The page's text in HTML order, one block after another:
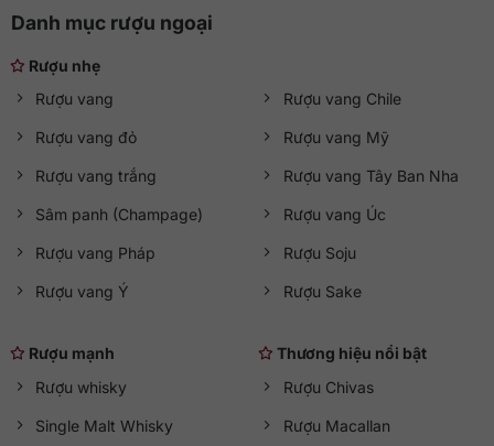
vấn tận tình để chọn lựa phù hợp và luôn chiết khấu khủng.
để tham khảo chi tiết và đặt hàng.
Danh mục rượu ngoại
Rượu nhẹ
Rượu vang
Rượu vang đỏ
Rượu vang trắng
Sâm panh (Champage)
Rượu vang Pháp
Rượu vang Ý
Rượu vang Chile
Rượu vang Mỹ
Rượu vang Tây Ban Nha
Rượu vang Úc
Rượu Soju
Rượu Sake
Rượu mạnh
Rượu whisky
Single Malt Whisky
Thương hiệu nổi bật
Rượu Chivas
Rượu Macallan